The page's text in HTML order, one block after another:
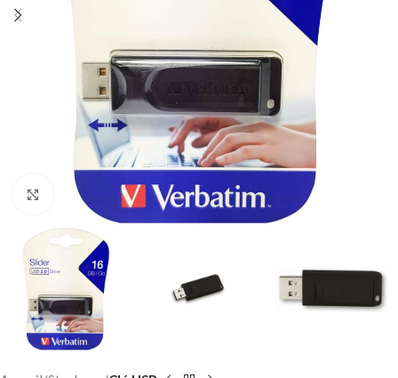
Click to enlarge